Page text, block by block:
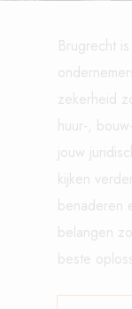
Brugrecht
zekerheid
huur-,
jouw
kijken
benaderen
belangen
beste